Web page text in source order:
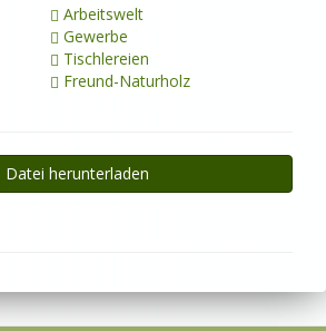
Arbeitswelt
Gewerbe
Tischlereien
Freund-Naturholz
Datei herunterladen